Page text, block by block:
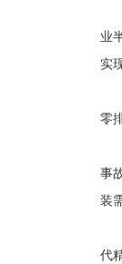
业
实
零
事
装
代